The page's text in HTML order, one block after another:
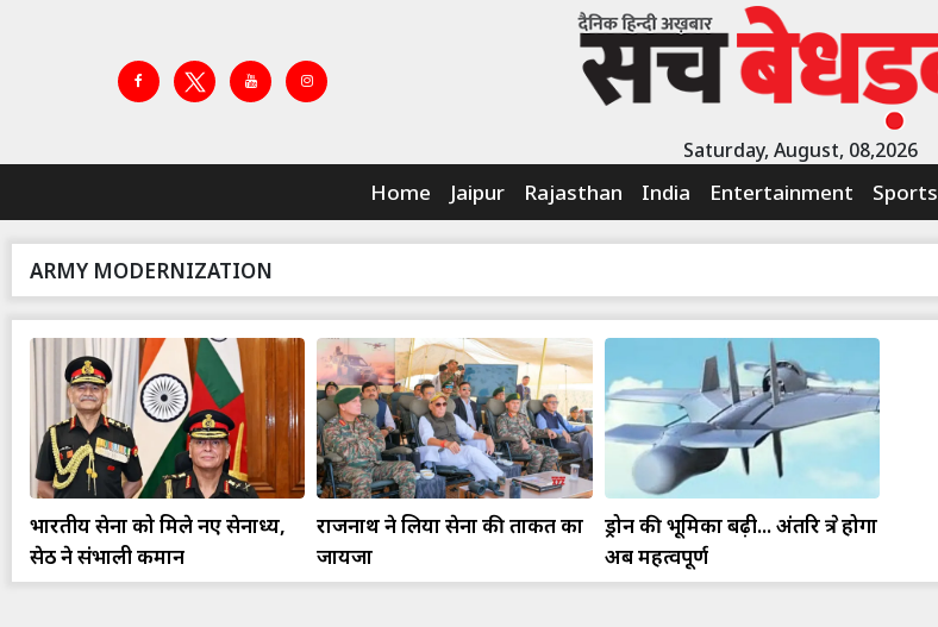
Saturday, August, 08,2026
Home Jaipur Rajasthan India Entertainment Sports
ARMY MODERNIZATION
भारतीय सेना को मिले नए सेनाध्यक्ष,
सेठ ने संभाली कमान
राजनाथ ने लिया सेना की ताकत का
जायजा
ड्रोन की भूमिका बढ़ी... अंतरिक्ष क्षेत्र होगा
अब महत्वपूर्ण